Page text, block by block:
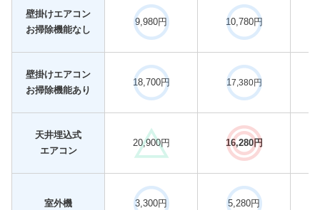
壁掛けエアコン
お掃除機能なし
9,980円 10,780円
壁掛けエアコン
お掃除機能あり
18,700円 17,380円
天井埋込式
エアコン
20,900円 16,280円
室外機 3,300円 5,280円